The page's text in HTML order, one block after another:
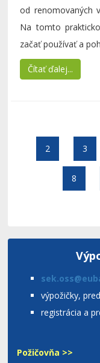
od renomovaných
Na tomto
začať používať a
Čítať ďalej...
2 3
8
výpožičky,
registrácia a
Požičovňa >>